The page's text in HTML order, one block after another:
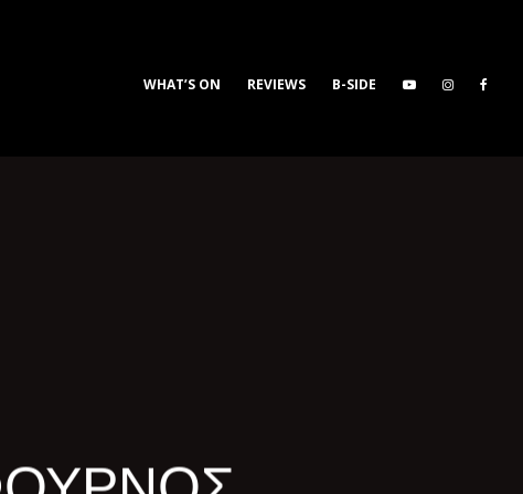
B-SIDE
REVIEWS
WHAT’S ON